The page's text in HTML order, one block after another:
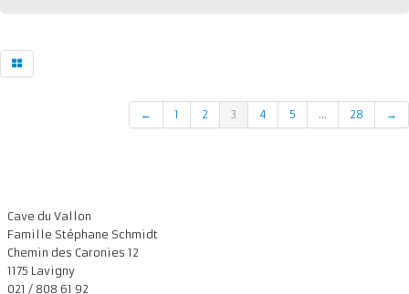
← 1 2 3 4 5 ... 28 →
Cave du Vallon
Famille Stéphane Schmidt
Chemin des Caronies 12
1175 Lavigny
021 / 808 61 92